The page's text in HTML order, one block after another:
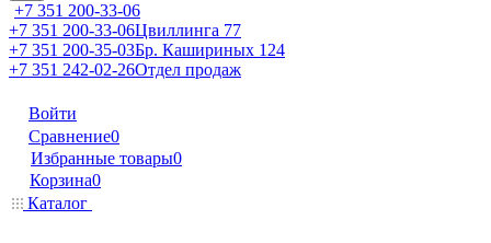
+7 351 200-33-06
+7 351 200-33-06Цвиллинга 77
+7 351 200-35-03Бр. Кашириных 124
+7 351 242-02-26Отдел продаж
Войти
Сравнение0
Избранные товары0
Корзина0
Каталог